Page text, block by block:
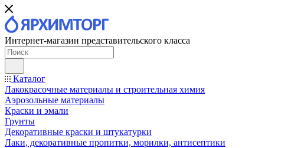
Интернет-магазин представительского класса
Каталог
Лакокрасочные материалы и строительная химия
Аэрозольные материалы
Краски и эмали
Грунты
Декоративные краски и штукатурки
Лаки, декоративные пропитки, морилки, антисептики